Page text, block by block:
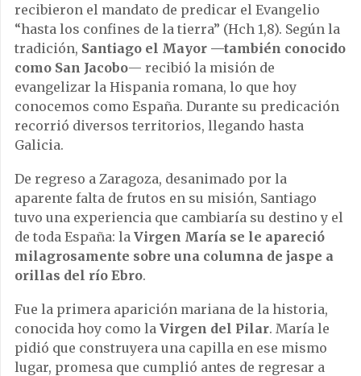
recibieron el mandato de predicar el Evangelio
“hasta los confines de la tierra” (Hch 1,8). Según la
tradición, Santiago el Mayor —también conocido
como San Jacobo— recibió la misión de
evangelizar la Hispania romana, lo que hoy
conocemos como España. Durante su predicación
recorrió diversos territorios, llegando hasta
Galicia.
De regreso a Zaragoza, desanimado por la
aparente falta de frutos en su misión, Santiago
tuvo una experiencia que cambiaría su destino y el
de toda España: la Virgen María se le apareció
milagrosamente sobre una columna de jaspe a
orillas del río Ebro.
Fue la primera aparición mariana de la historia,
conocida hoy como la Virgen del Pilar. María le
pidió que construyera una capilla en ese mismo
lugar, promesa que cumplió antes de regresar a